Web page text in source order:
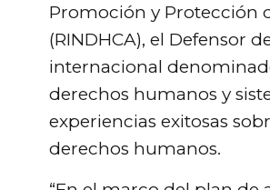
Promoción y Protección
(RINDHCA), el Defensor
internacional
derechos humanos y
experiencias exitosas
derechos humanos.